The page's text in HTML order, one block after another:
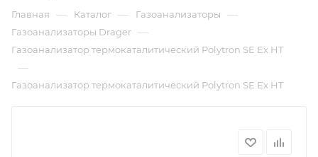
Главная — Каталог — Газоанализаторы —
Газоанализаторы Drager —
Газоанализатор термокаталитический Polytron SE Ex HT
—
Газоанализатор термокаталитический Polytron SE Ex HT